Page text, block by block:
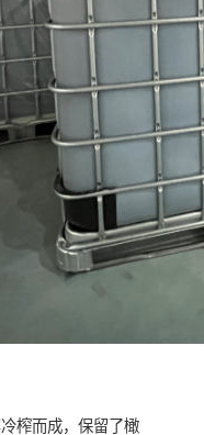
榨而成，保留了橄